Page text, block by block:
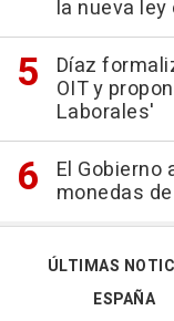
la nueva
Díaz
OIT y
Laborales'
El Gobierno
monedas
ÚLTIMAS
ESPAÑA